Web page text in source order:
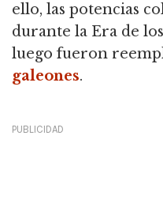
ello, las potencias
durante la Era de
luego fueron
galeones.
PUBLICIDAD